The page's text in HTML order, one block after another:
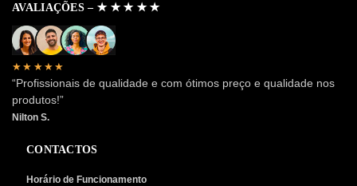
AVALIAÇÕES – ✭ ✭ ✭ ✭ ✭
★★★★★
“Profissionais de qualidade e com ótimos preço e qualidade nos
produtos!”
Nilton S.
CONTACTOS
Horário de Funcionamento